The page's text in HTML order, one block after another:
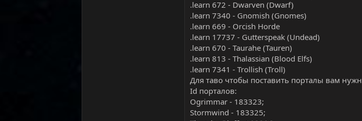
.learn 672 - Dwarven (Dwarf)
.learn 7340 - Gnomish (Gnomes)
.learn 669 - Orcish Horde
.learn 17737 - Gutterspeak (Undead)
.learn 670 - Taurahe (Tauren)
.learn 813 - Thalassian (Blood Elfs)
.learn 7341 - Trollish (Troll)
Для таво чтобы поставить порталы вам
Id порталов:
Ogrimmar - 183323;
Stormwind - 183325;